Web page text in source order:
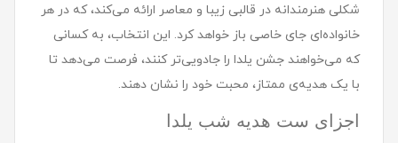
شکلی هنرمندانه در قالبی زیبا و معاصر ارائه می‌کند، که در هر
خانواده‌ای جای خاصی باز خواهد کرد. این انتخاب، به کسانی
که می‌خواهند جشن یلدا را جادویی‌تر کنند، فرصت می‌دهد تا
با یک هدیه‌ی ممتاز، محبت خود را نشان دهند.
اجزای ست هدیه شب یلدا